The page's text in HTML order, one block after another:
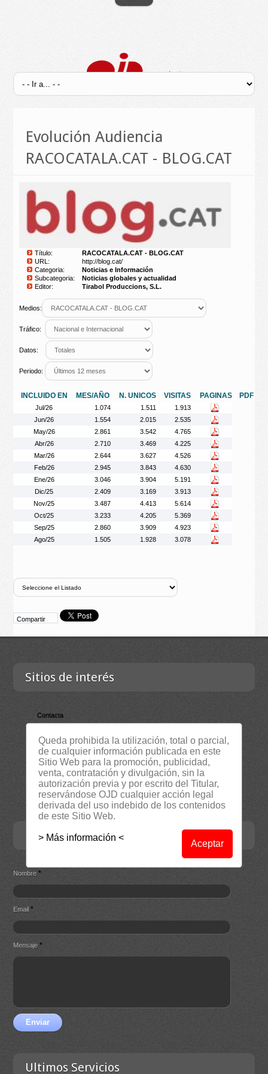
Evolución Audiencia
RACOCATALA.CAT - BLOG.CAT
Título:
RACOCATALA.CAT - BLOG.CAT
URL:
http://blog.cat/
Categoria:
Noticias e Información
Subcategoria:
Noticias globales y actualidad
Editor:
Tirabol Produccions, S.L.
Medios:
Tráfico:
Datos:
Periodo:
INCLUIDO EN MES/AÑO N. UNICOS VISITAS PAGINAS PDF
Jul/26 1.074 1.511
1.913
Jun/26
1.554 2.015
2.535
May/26
2.861 3.542
4.765
Abr/26
2.710 3.469
4.225
Mar/26
2.644 3.627
4.526
Feb/26
2.945 3.843
4.630
Ene/26
3.046 3.904
5.191
Dic/25
2.409 3.169
3.913
Nov/25
3.487 4.413
5.614
Oct/25
3.233 4.205
5.369
Sep/25
2.860 3.909
4.923
Ago/25
1.505 1.928 3.078
Compartir
Sitios de interés
Contacta
Lista Certificados
RSS
Servicios
Suscripción Newsletter
Contacta
Nombre*
Email*
Mensaje*
Enviar
Ultimos Servicios
Queda prohibida la utilización, total o parcial,
de cualquier información publicada en este
Sitio Web para la promoción, publicidad,
venta, contratación y divulgación, sin la
autorización previa y por escrito del Titular,
reservándose OJD cualquier acción legal
derivada del uso indebido de los contenidos
de este Sitio Web.
> Más información <
Aceptar